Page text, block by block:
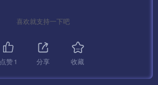
喜欢就支持一下吧
点赞1 分享 收藏